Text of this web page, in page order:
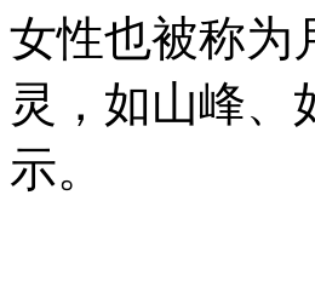
女性也被称为
灵，如山峰、
示。